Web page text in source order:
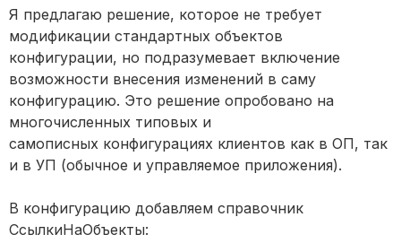
Я предлагаю решение, которое не требует
модификации стандартных объектов
конфигурации, но подразумевает включение
возможности внесения изменений в саму
конфигурацию. Это решение опробовано на
многочисленных типовых и
самописных конфигурациях клиентов как в ОП, так
и в УП (обычное и управляемое приложения).
В конфигурацию добавляем справочник
СсылкиНаОбъекты: